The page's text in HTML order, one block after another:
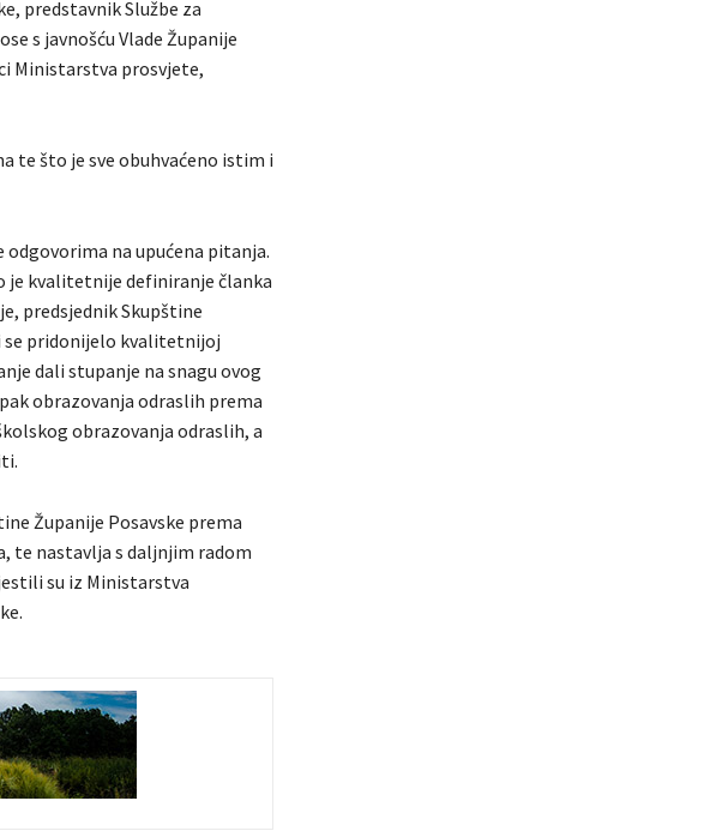
predstavnik Službe za
s javnošću Vlade Županije
Ministarstva prosvjete,
te što je sve obuhvaćeno istim i
na upućena pitanja.
je kvalitetnije definiranje članka
predsjednik Skupštine
se pridonijelo kvalitetnijoj
dali stupanje na snagu ovog
obrazovanja odraslih prema
obrazovanja odraslih, a
Županije Posavske prema
te nastavlja s daljnjim radom
su iz Ministarstva